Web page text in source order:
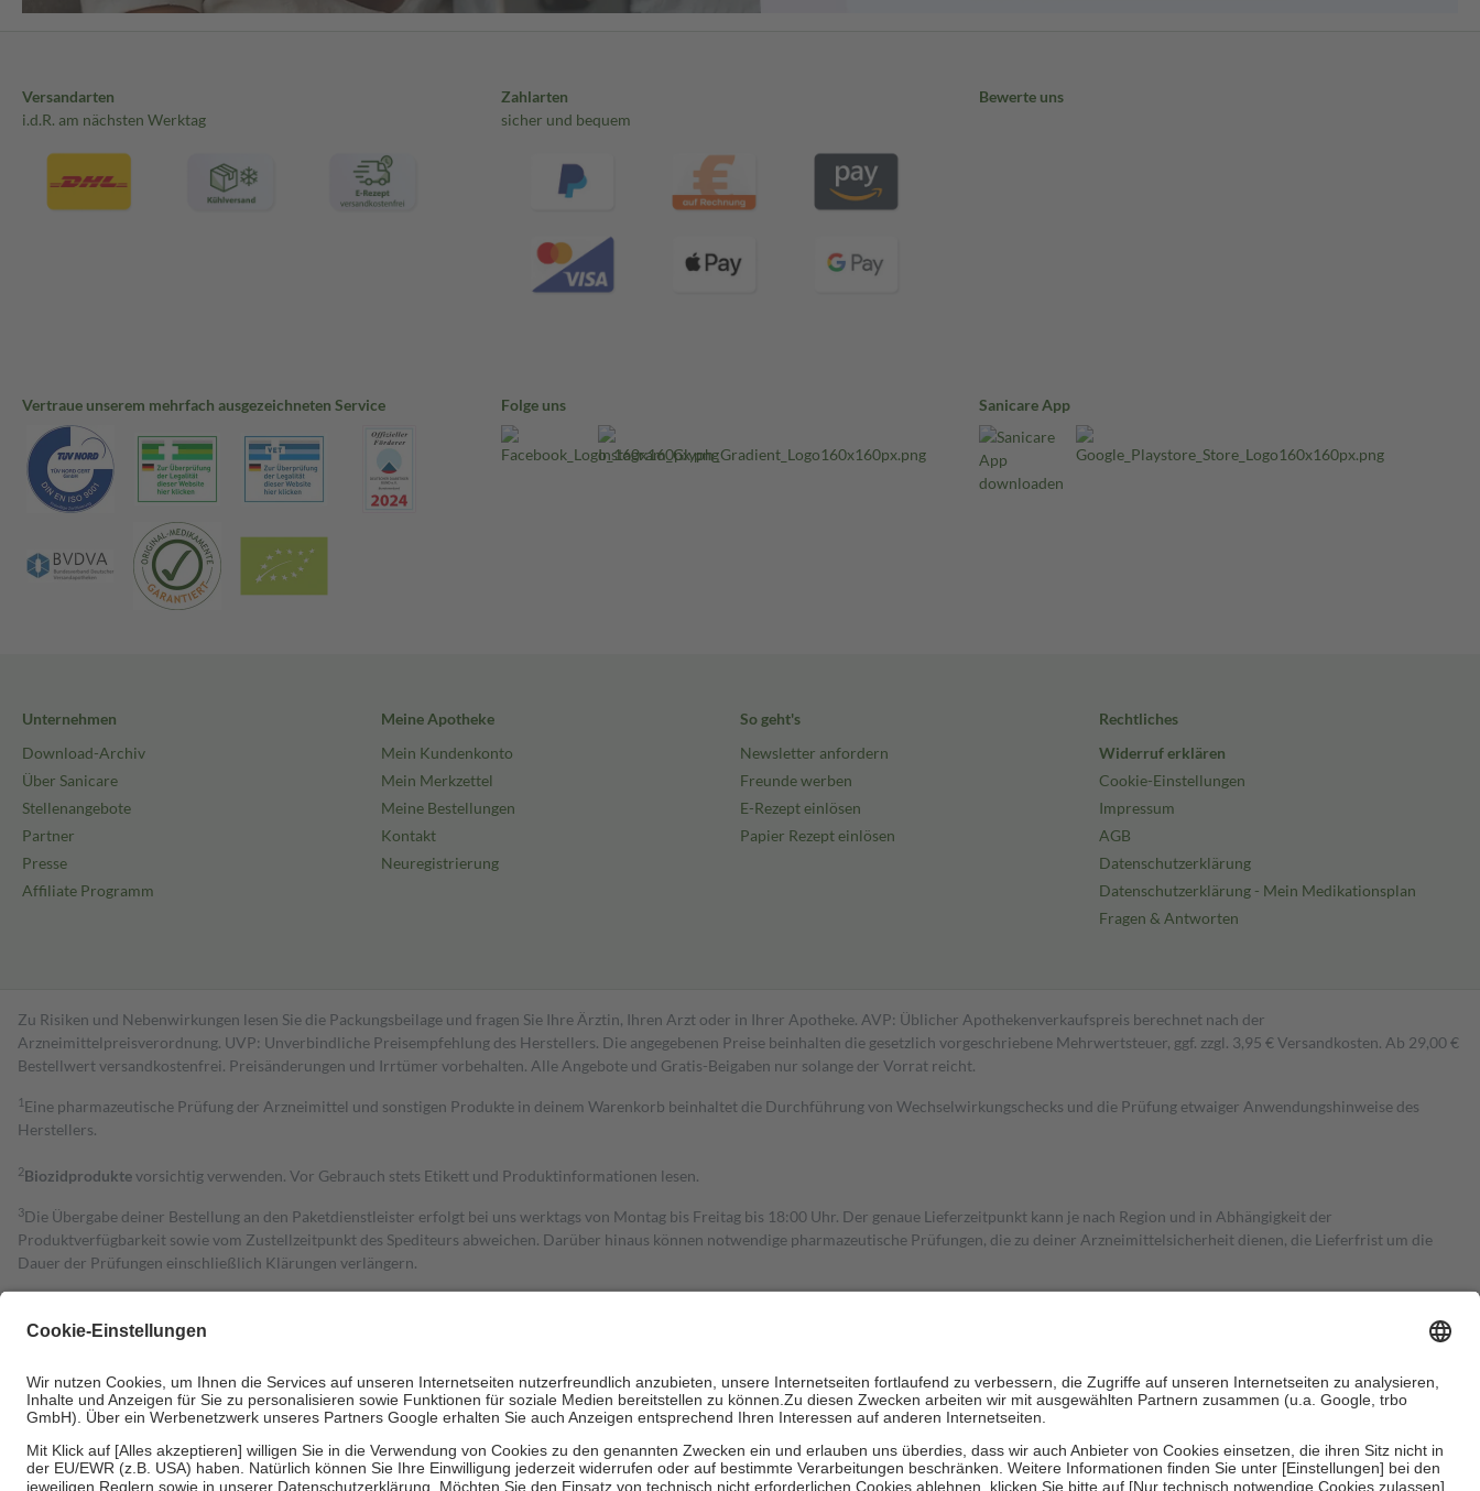
Versandarten
i.d.R. am nächsten Werktag
Zahlarten
sicher und bequem
Bewerte uns
Vertraue unserem mehrfach ausgezeichneten Service Folge uns Sanicare App
Unternehmen
Download-Archiv
Über Sanicare
Stellenangebote
Partner
Presse
Affiliate Programm
Meine Apotheke
Mein Kundenkonto
Mein Merkzettel
Meine Bestellungen
Kontakt
Neuregistrierung
So geht's
Newsletter anfordern
Freunde werben
E-Rezept einlösen
Papier Rezept einlösen
Rechtliches
Widerruf erklären
Cookie-Einstellungen
Impressum
AGB
Datenschutzerklärung
Datenschutzerklärung - Mein Medikationsplan
Fragen & Antworten
Zu Risiken und Nebenwirkungen lesen Sie die Packungsbeilage und fragen Sie Ihre Ärztin, Ihren Arzt oder in Ihrer Apotheke. AVP: Üblicher Apothekenverkaufspreis berechnet nach der
Arzneimittelpreisverordnung. UVP: Unverbindliche Preisempfehlung des Herstellers. Die angegebenen Preise beinhalten die gesetzlich vorgeschriebene Mehrwertsteuer, ggf. zzgl. 3,95 € Versandkosten. Ab 29,00 €
Bestell­wert versand­kosten­frei. Preisänderungen und Irrtümer vorbehalten. Alle Angebote und Gratis-Beigaben nur solange der Vorrat reicht.
1 Eine pharmazeutische Prüfung der Arzneimittel und sonstigen Produkte in deinem Warenkorb beinhaltet die Durchführung von Wechselwirkungschecks und die Prüfung etwaiger Anwendungshinweise des
Herstellers.
2Biozidproduktevorsichtig verwenden. Vor Gebrauch stets Etikett und Produktinformationen lesen.
3Die Übergabe deiner Bestellung an den Paketdienstleister erfolgt bei uns werktags von Montag bis Freitag bis 18:00 Uhr. Der genaue Lieferzeitpunkt kann je nach Region und in Abhängigkeit der
Produktverfügbarkeit sowie vom Zustellzeitpunkt des Spediteurs abweichen. Darüber hinaus können notwendige pharmazeutische Prüfungen, die zu deiner Arzneimittelsicherheit dienen, die Lieferfrist um die
Dauer der Prüfungen einschließlich Klärungen verlängern.
trägt einen Teil davon als Zuzahlung mit.
zu entrichten.
Diese Regeln gelten grundsätzlich auch für Online-Apotheken.
Bei Heilmitteln und häuslicher Krankenpflege beträgt die Zuzahlung zehn Prozent der Kosten sowie zehn Euro je Verordnung.
Um das Engagement der Versicherten für ihre eigene Gesundheit zu stärken und die besondere Stellung der Familie zu unterstützen, fallen
keine Zuzahlungen
an bei:
• Kindern und Jugendlichen bis zum vollendeten 18. Lebensjahr mit Ausnahme der Fahrkosten